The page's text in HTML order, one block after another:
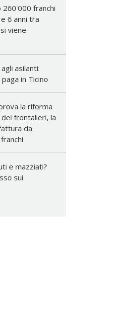
260'000 franchi
6 anni tra
viene
asilanti:
in Ticino
la riforma
frontalieri, la
da
e mazziati?
sui